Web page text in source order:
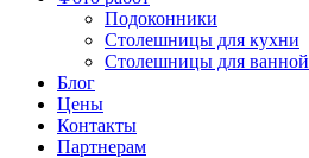
Подоконники
Столешницы для кухни
Столешницы для ванной
Блог
Цены
Контакты
Партнерам